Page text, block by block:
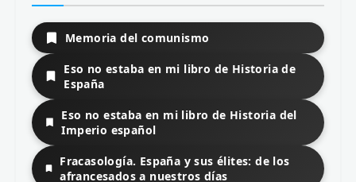
Memoria del comunismo
Eso no estaba en mi libro de Historia de
España
Eso no estaba en mi libro de Historia del
Imperio español
Fracasología. España y sus élites: de los
afrancesados a nuestros días